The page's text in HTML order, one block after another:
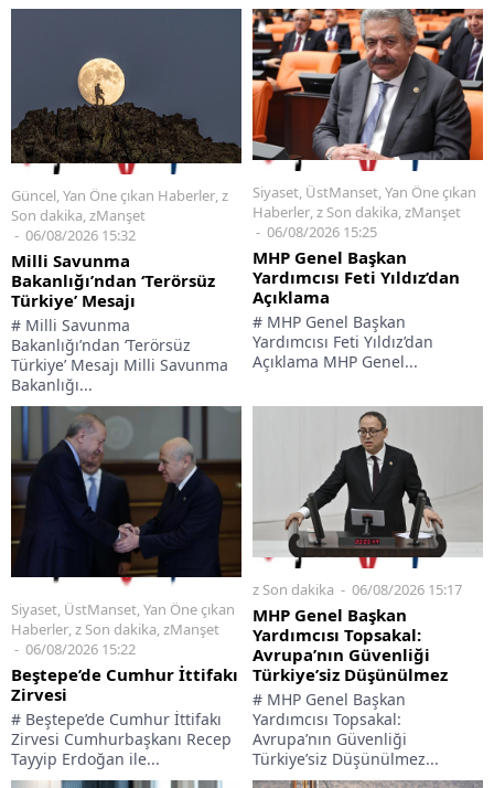
Güncel,Yan Öne çıkan Haberler,z
Son dakika,zManşet
06/08/2026 15:32
Milli Savunma
Bakanlığı’ndan ‘Terörsüz
Türkiye’ Mesajı
# Milli Savunma
Bakanlığı’ndan ‘Terörsüz
Türkiye’ Mesajı Milli Savunma
Bakanlığı...
Siyaset, ÜstManset,Yan Öne çıkan
Haberler,z Son dakika,zManşet
06/08/2026 15:25
MHP Genel Başkan
Yardımcısı Feti Yıldız’dan
Açıklama
# MHP Genel Başkan
Yardımcısı Feti Yıldız’dan
Açıklama MHP Genel...
Siyaset, ÜstManset,Yan Öne çıkan
Haberler,z Son dakika,zManşet
06/08/2026 15:22
Beştepe’de Cumhur İttifakı
Zirvesi
# Beştepe’de Cumhur İttifakı
Zirvesi Cumhurbaşkanı Recep
Tayyip Erdoğan ile...
z Son dakika 06/08/2026 15:17
MHP Genel Başkan
Yardımcısı Topsakal:
Avrupa’nın Güvenliği
Türkiye’siz Düşünülmez
# MHP Genel Başkan
Yardımcısı Topsakal:
Avrupa’nın Güvenliği
Türkiye’siz Düşünülmez...